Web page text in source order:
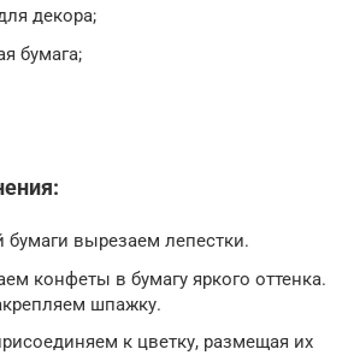
декора;
бумага;
бумаги вырезаем лепестки.
конфеты в бумагу яркого оттенка.
шпажку.
к цветку, размещая их